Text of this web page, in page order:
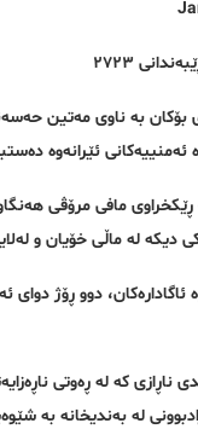
ئێرانەوە
دیکە لە ماڵی خۆیان و
ئاگادارەکان، دوو ڕۆژ
ناڕازی کە لە ڕەوتی
لە بەندیخانە بە